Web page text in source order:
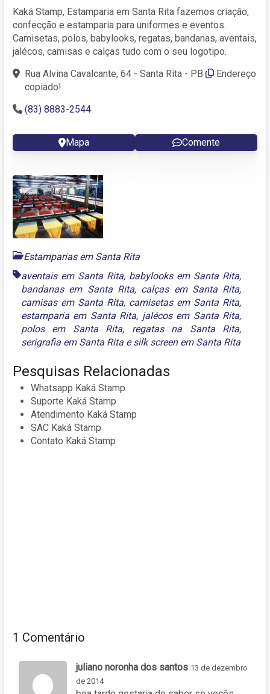
Kaká Stamp, Estamparia em Santa Rita fazemos criação,
confecção e estamparia para uniformes e eventos.
Camisetas, polos, babylooks, regatas, bandanas, aventais,
jalécos, camisas e calças tudo com o seu logotipo.
Rua Alvina Cavalcante, 64 - Santa Rita - PB
Endereço
copiado!
(83) 8883-2544
Mapa Comente
Estamparias em Santa Rita
aventais em Santa Rita, babylooks em Santa Rita,
bandanas em Santa Rita, calças em Santa Rita,
camisas em Santa Rita, camisetas em Santa Rita,
estamparia em Santa Rita, jalécos em Santa Rita,
polos em Santa Rita, regatas na Santa Rita,
serigrafia em Santa Rita esilk screen em Santa Rita
Pesquisas Relacionadas
Whatsapp Kaká Stamp
Suporte Kaká Stamp
Atendimento Kaká Stamp
SAC Kaká Stamp
Contato Kaká Stamp
1 Comentário
juliano noronha dos santos 13 de dezembro
de 2014